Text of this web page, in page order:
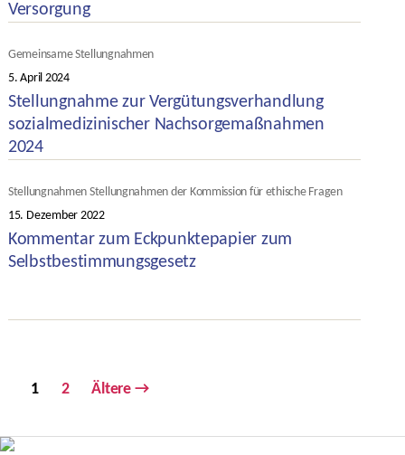
Versorgung
Kategorien
Gemeinsame Stellungnahmen
Veröffentlichungsdatum
5. April 2024
Stellungnahme zur Vergütungsverhandlung
sozialmedizinischer Nachsorgemaßnahmen
2024
Kategorien
Stellungnahmen Stellungnahmen der Kommission für ethische Fragen
Veröffentlichungsdatum
15. Dezember 2022
Kommentar zum Eckpunktepapier zum
Selbstbestimmungsgesetz
Seitennummerierung
Beiträge
1 2 Ältere →